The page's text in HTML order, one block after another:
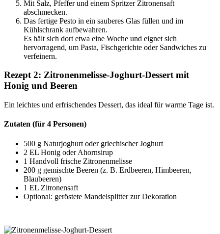
Mit Salz, Pfeffer und einem Spritzer Zitronensaft
abschmecken.
Das fertige Pesto in ein sauberes Glas füllen und im
Kühlschrank aufbewahren.
Es hält sich dort etwa eine Woche und eignet sich
hervorragend, um Pasta, Fischgerichte oder Sandwiches zu
verfeinern.
Rezept 2: Zitronenmelisse-Joghurt-Dessert mit
Honig und Beeren
Ein leichtes und erfrischendes Dessert, das ideal für warme Tage ist.
Zutaten (für 4 Personen)
500 g Naturjoghurt oder griechischer Joghurt
2 EL Honig oder Ahornsirup
1 Handvoll frische Zitronenmelisse
200 g gemischte Beeren (z. B. Erdbeeren, Himbeeren,
Blaubeeren)
1 EL Zitronensaft
Optional: geröstete Mandelsplitter zur Dekoration